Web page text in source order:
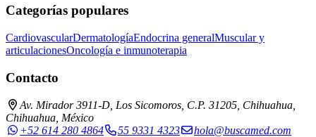
Categorías populares
CardiovascularDermatologíaEndocrina generalMuscular y
articulacionesOncología e inmunoterapia
Contacto
Av. Mirador 3911-D, Los Sicomoros, C.P. 31205, Chihuahua,
Chihuahua, México
+52 614 280 4864
55 9331 4323 hola@buscamed.com